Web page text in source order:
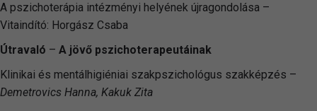
A pszichoterápia intézményi helyének újragondolása –
Vitaindító: Horgász Csaba
Útravaló – A jövő pszichoterapeutáinak
Klinikai és mentálhigiéniai szakpszichológus szakképzés –
Demetrovics Hanna, Kakuk Zita